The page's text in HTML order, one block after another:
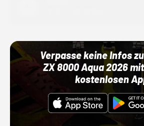
Verpasse keine Infos
ZX 8000 Aqua 2026
kostenlosen